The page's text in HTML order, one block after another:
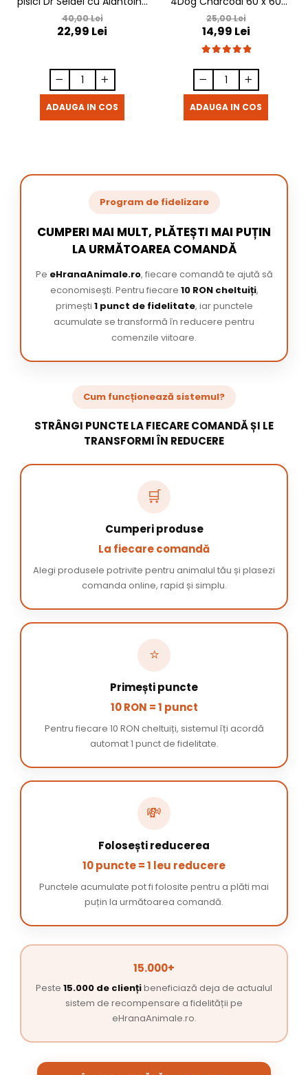
220 ml
40,00 Lei
22,99 Lei
ADAUGA IN COS
cm, 10 buc / pachet
25,00 Lei
14,99 Lei
ADAUGA IN COS
Program de fidelizare
CUMPERI MAI MULT, PLĂTEȘTI MAI PUȚIN
LA URMĂTOAREA COMANDĂ
Pe eHranaAnimale.ro, fiecare comandă te ajută să
economisești. Pentru fiecare 10 RON cheltuiți,
primești 1 punct de fidelitate, iar punctele
acumulate se transformă în reducere pentru
comenzile viitoare.
Cum funcționează sistemul?
STRÂNGI PUNCTE LA FIECARE COMANDĂ ȘI LE
TRANSFORMI ÎN REDUCERE
🛒
Cumperi produse
La fiecare comandă
Alegi produsele potrivite pentru animalul tău și plasezi
comanda online, rapid și simplu.
⭐
Primești puncte
10 RON = 1 punct
Pentru fiecare 10 RON cheltuiți, sistemul îți acordă
automat 1 punct de fidelitate.
💸
Folosești reducerea
10 puncte = 1 leu reducere
Punctele acumulate pot fi folosite pentru a plăti mai
puțin la următoarea comandă.
15.000+
Peste 15.000 de cliențibeneficiază deja de actualul
sistem de recompensare a fidelității pe
eHranaAnimale.ro.